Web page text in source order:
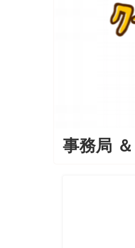
事務局 ＆